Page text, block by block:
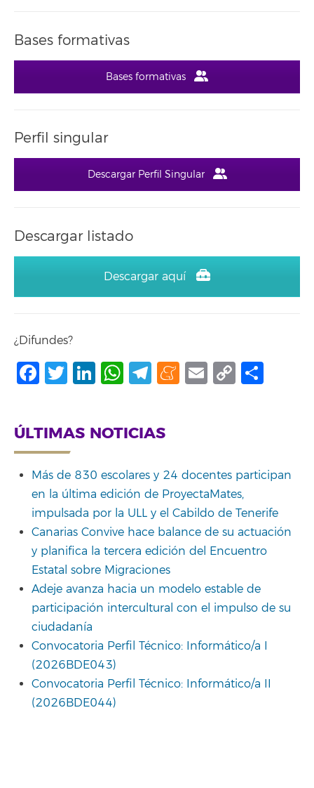
Bases formativas
Bases formativas
Perfil singular
Descargar Perfil Singular
Descargar listado
Descargar aquí
¿Difundes?
Facebook
Twitter
LinkedIn
WhatsApp
Telegram
Meneame
Email
Copy
ÚLTIMAS NOTICIAS
Más de 830 escolares y 24 docentes participan
en la última edición de ProyectaMates,
impulsada por la ULL y el Cabildo de Tenerife
Canarias Convive hace balance de su actuación
y planifica la tercera edición del Encuentro
Estatal sobre Migraciones
Adeje avanza hacia un modelo estable de
participación intercultural con el impulso de su
ciudadanía
Convocatoria Perfil Técnico: Informático/a I
(2026BDE043)
Convocatoria Perfil Técnico: Informático/a II
(2026BDE044)